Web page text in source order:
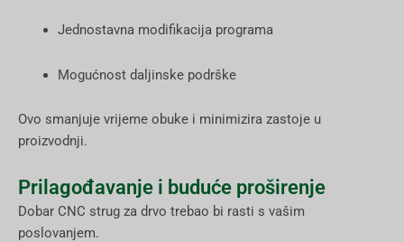
Jednostavna modifikacija programa
Mogućnost daljinske podrške
Ovo smanjuje vrijeme obuke i minimizira zastoje u
proizvodnji.
Prilagođavanje i buduće proširenje
Dobar CNC strug za drvo trebao bi rasti s vašim
poslovanjem.